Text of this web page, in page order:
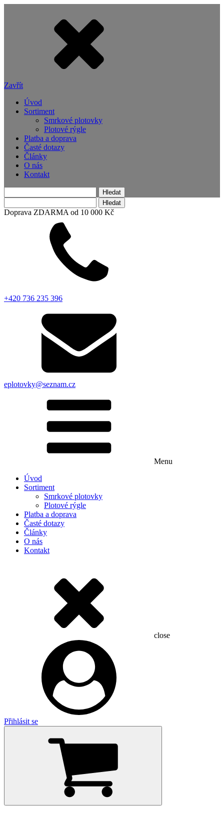
Zavřít
Úvod
Sortiment
Smrkové plotovky
Plotové rýgle
Platba a doprava
Časté dotazy
Články
O nás
Kontakt
Doprava ZDARMA od 10 000 Kč
+420 736 235 396
eplotovky@seznam.cz
Menu
Úvod
Sortiment
Smrkové plotovky
Plotové rýgle
Platba a doprava
Časté dotazy
Články
O nás
Kontakt
close
Přihlásit se